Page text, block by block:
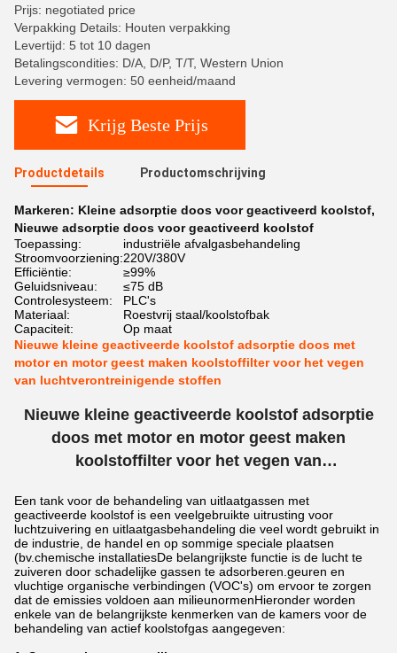
Prijs: negotiated price
Verpakking Details: Houten verpakking
Levertijd: 5 tot 10 dagen
Betalingscondities: D/A, D/P, T/T, Western Union
Levering vermogen: 50 eenheid/maand
Krijg Beste Prijs
Productdetails Productomschrijving
Markeren: Kleine adsorptie doos voor geactiveerd koolstof,
Nieuwe adsorptie doos voor geactiveerd koolstof
Toepassing:
industriële afvalgasbehandeling
Stroomvoorziening:220V/380V
Efficiëntie:
≥99%
Geluidsniveau:
≤75 dB
Controlesysteem:
PLC's
Materiaal:
Roestvrij staal/koolstofbak
Capaciteit:
Op maat
Nieuwe kleine geactiveerde koolstof adsorptie doos met
motor en motor geest maken koolstoffilter voor het vegen
van luchtverontreinigende stoffen
Nieuwe kleine geactiveerde koolstof adsorptie
doos met motor en motor geest maken
koolstoffilter voor het vegen van
Een tank voor de behandeling van uitlaatgassen met
geactiveerde koolstof is een veelgebruikte uitrusting voor
luchtzuivering en uitlaatgasbehandeling die veel wordt gebruikt in
de industrie, de handel en op sommige speciale plaatsen
(bv.chemische installatiesDe belangrijkste functie is de lucht te
zuiveren door schadelijke gassen te adsorberen.geuren en
vluchtige organische verbindingen (VOC's) om ervoor te zorgen
dat de emissies voldoen aan milieunormenHieronder worden
enkele van de belangrijkste kenmerken van de kamers voor de
behandeling van actief koolstofgas aangegeven: